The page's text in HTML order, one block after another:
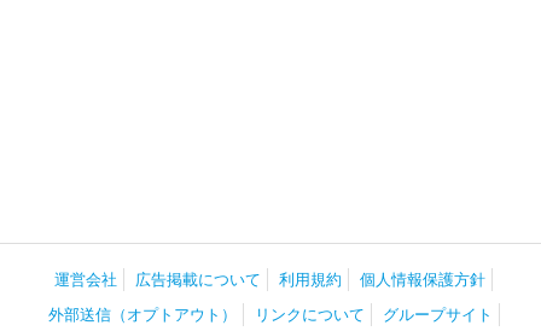
運営会社 広告掲載について 利用規約
個人情報保護方針
外部送信（オプトアウト）
リンクについて グループサイト